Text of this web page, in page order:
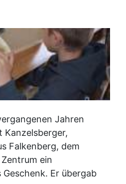
Jahren
Kanzelsberger,
Falkenberg, dem
ein
Er übergab